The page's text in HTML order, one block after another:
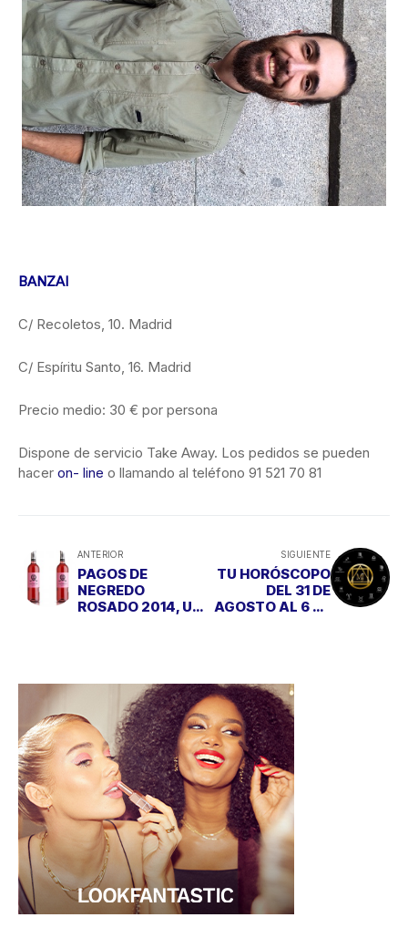
BANZAI
C/ Recoletos, 10. Madrid
C/ Espíritu Santo, 16. Madrid
Precio medio: 30 € por persona
Dispone de servicio Take Away. Los pedidos se pueden
hacer on- line o llamando al teléfono 91 521 70 81
ANTERIOR
PAGOS DE
NEGREDO
ROSADO 2014, UN
SIGUIENTE
TU HORÓSCOPO
DEL 31 DE
AGOSTO AL 6 DE